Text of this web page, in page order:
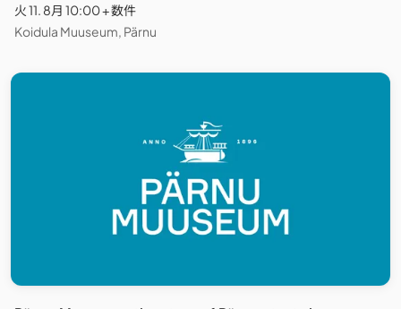
火 11. 8月 10:00 + 数件
Koidula Muuseum, Pärnu